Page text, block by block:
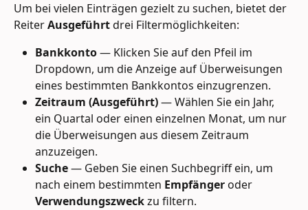
Um bei vielen Einträgen gezielt zu suchen, bietet der
Reiter Ausgeführt drei Filtermöglichkeiten:
Bankkonto — Klicken Sie auf den Pfeil im
Dropdown, um die Anzeige auf Überweisungen
eines bestimmten Bankkontos einzugrenzen.
Zeitraum (Ausgeführt) — Wählen Sie ein Jahr,
ein Quartal oder einen einzelnen Monat, um nur
die Überweisungen aus diesem Zeitraum
anzuzeigen.
Suche — Geben Sie einen Suchbegriff ein, um
nach einem bestimmten Empfänger oder
Verwendungszweck zu filtern.